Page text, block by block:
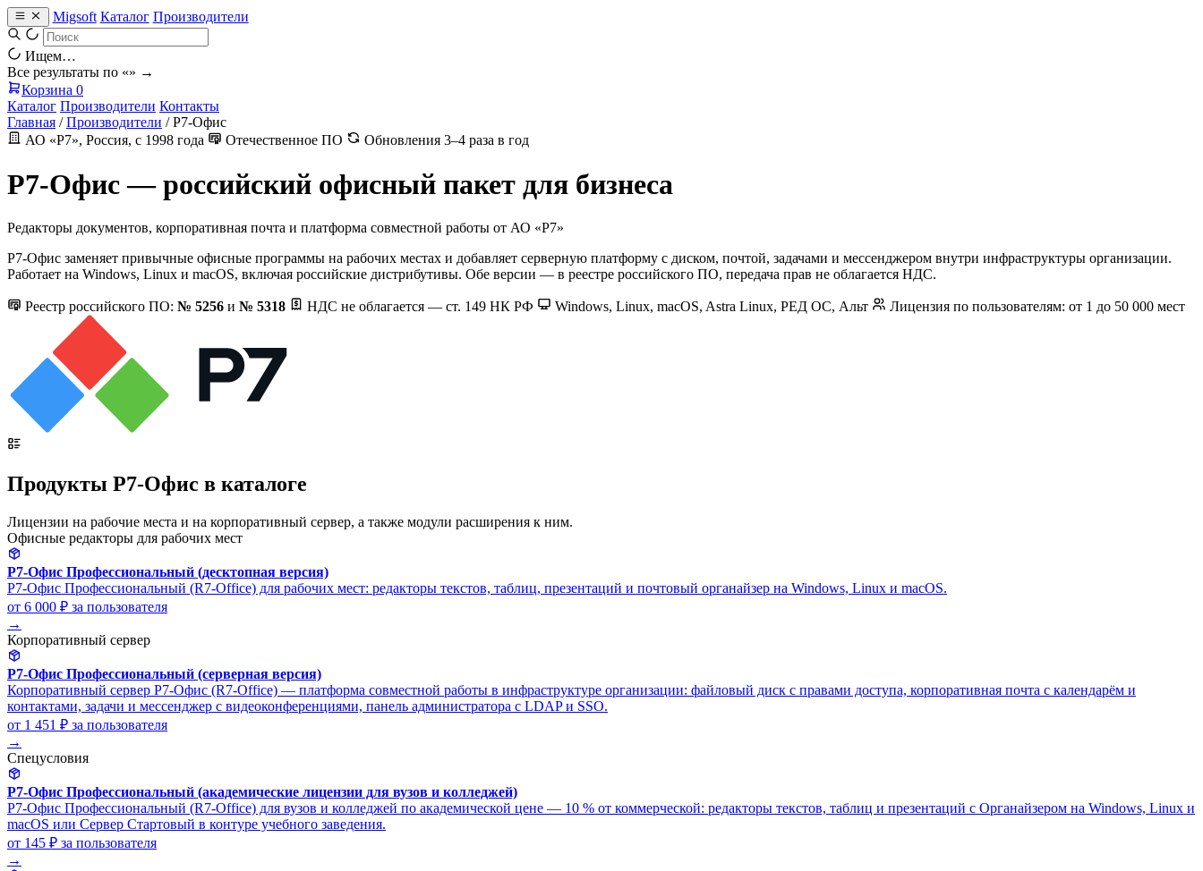
Migsoft Каталог Производители
Ищем…
Все результаты по «» →
Корзина 0
Каталог Производители Контакты
Главная / Производители / Р7-Офис
АО «Р7», Россия, с 1998 года
Отечественное ПО Обновления 3–4 раза в год
Р7-Офис — российский офисный пакет для бизнеса
Редакторы документов, корпоративная почта и платформа совместной работы от АО «Р7»
Р7-Офис заменяет привычные офисные программы на рабочих местах и добавляет серверную платформу с диском, почтой, задачами и мессенджером внутри инфраструктуры организации.
Работает на Windows, Linux и macOS, включая российские дистрибутивы. Обе версии — в реестре российского ПО, передача прав не облагается НДС.
Реестр российского ПО: № 5256 и № 5318 НДС не облагается — ст. 149 НК РФ Windows, Linux, macOS, Astra Linux, РЕД ОС, Альт Лицензия по пользователям: от 1 до 50 000 мест
Продукты Р7-Офис в каталоге
Лицензии на рабочие места и на корпоративный сервер, а также модули расширения к ним.
Офисные редакторы для рабочих мест
Р7-Офис Профессиональный (десктопная версия)
Р7-Офис Профессиональный (R7-Office) для рабочих мест: редакторы текстов, таблиц, презентаций и почтовый органайзер на Windows, Linux и macOS.
от 6 000 ₽ за пользователя
→
Корпоративный сервер
Р7-Офис Профессиональный (серверная версия)
Корпоративный сервер Р7-Офис (R7-Office) — платформа совместной работы в инфраструктуре организации: файловый диск с правами доступа, корпоративная почта с календарём и
контактами, задачи и мессенджер с видеоконференциями, панель администратора с LDAP и SSO.
от 1 451 ₽ за пользователя
→
Спецусловия
Р7-Офис Профессиональный (академические лицензии для вузов и колледжей)
Р7-Офис Профессиональный (R7-Office) для вузов и колледжей по академической цене — 10 % от коммерческой: редакторы текстов, таблиц и презентаций с Органайзером на Windows, Linux и
macOS или Сервер Стартовый в контуре учебного заведения.
от 145 ₽ за пользователя
→